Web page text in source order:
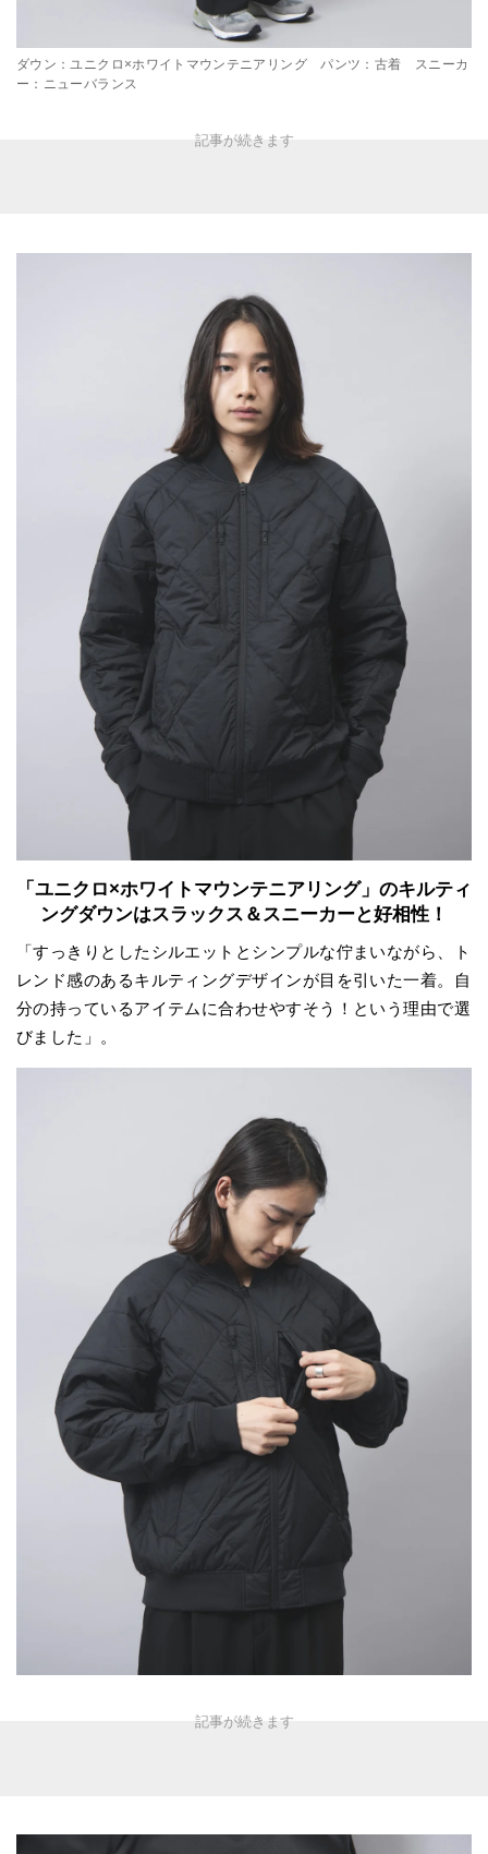
ダウン：ユニクロ×ホワイトマウンテニアリング パンツ：古着 スニーカ
ー：ニューバランス
「ユニクロ×ホワイトマウンテニアリング」のキルティ
ングダウンはスラックス＆スニーカーと好相性！
「すっきりとしたシルエットとシンプルな佇まいながら、ト
レンド感のあるキルティングデザインが目を引いた一着。自
分の持っているアイテムに合わせやすそう！という理由で選
びました」。